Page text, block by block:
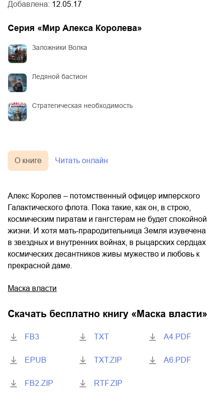
Добавлена: 12.05.17
Серия «Мир Алекса Королева»
Заложники Волка
Ледяной бастион
Стратегическая необходимость
О книге Читать онлайн
Алекс Королев – потомственный офицер имперского
Галактического флота. Пока такие, как он, в строю,
космическим пиратам и гангстерам не будет спокойной
жизни. И хотя мать-прародительница Земля изувечена
в звездных и внутренних войнах, в рыцарских сердцах
космических десантников живы мужество и любовь к
прекрасной даме.
Маска власти
Скачать бесплатно книгу « Маска власти»
FB3
EPUB
FB2.ZIP
TXT
TXT.ZIP
RTF.ZIP
A4.PDF
A6.PDF